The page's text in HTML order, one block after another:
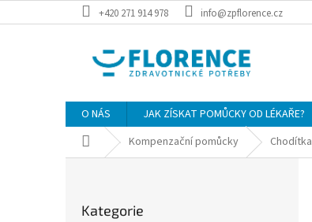
na
+420 271 914 978 info@zpflorence.cz
O NÁS JAK ZÍSKAT POMŮCKY OD LÉKAŘE?
Domů Kompenzační pomůcky Chodítka
kategorie
Kategorie